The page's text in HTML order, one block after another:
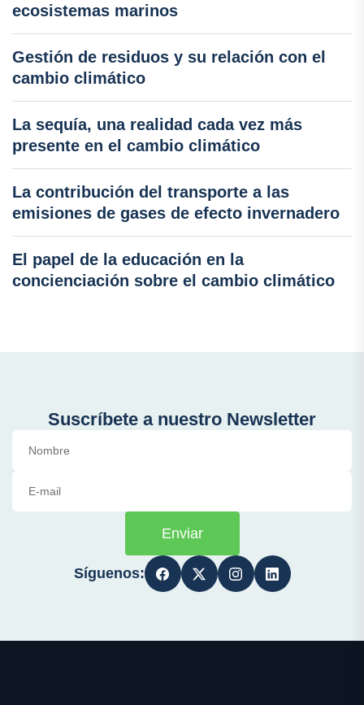
ecosistemas marinos
Gestión de residuos y su relación con el
cambio climático
La sequía, una realidad cada vez más
presente en el cambio climático
La contribución del transporte a las
emisiones de gases de efecto invernadero
El papel de la educación en la
concienciación sobre el cambio climático
Suscríbete a nuestro Newsletter
Enviar
Síguenos: